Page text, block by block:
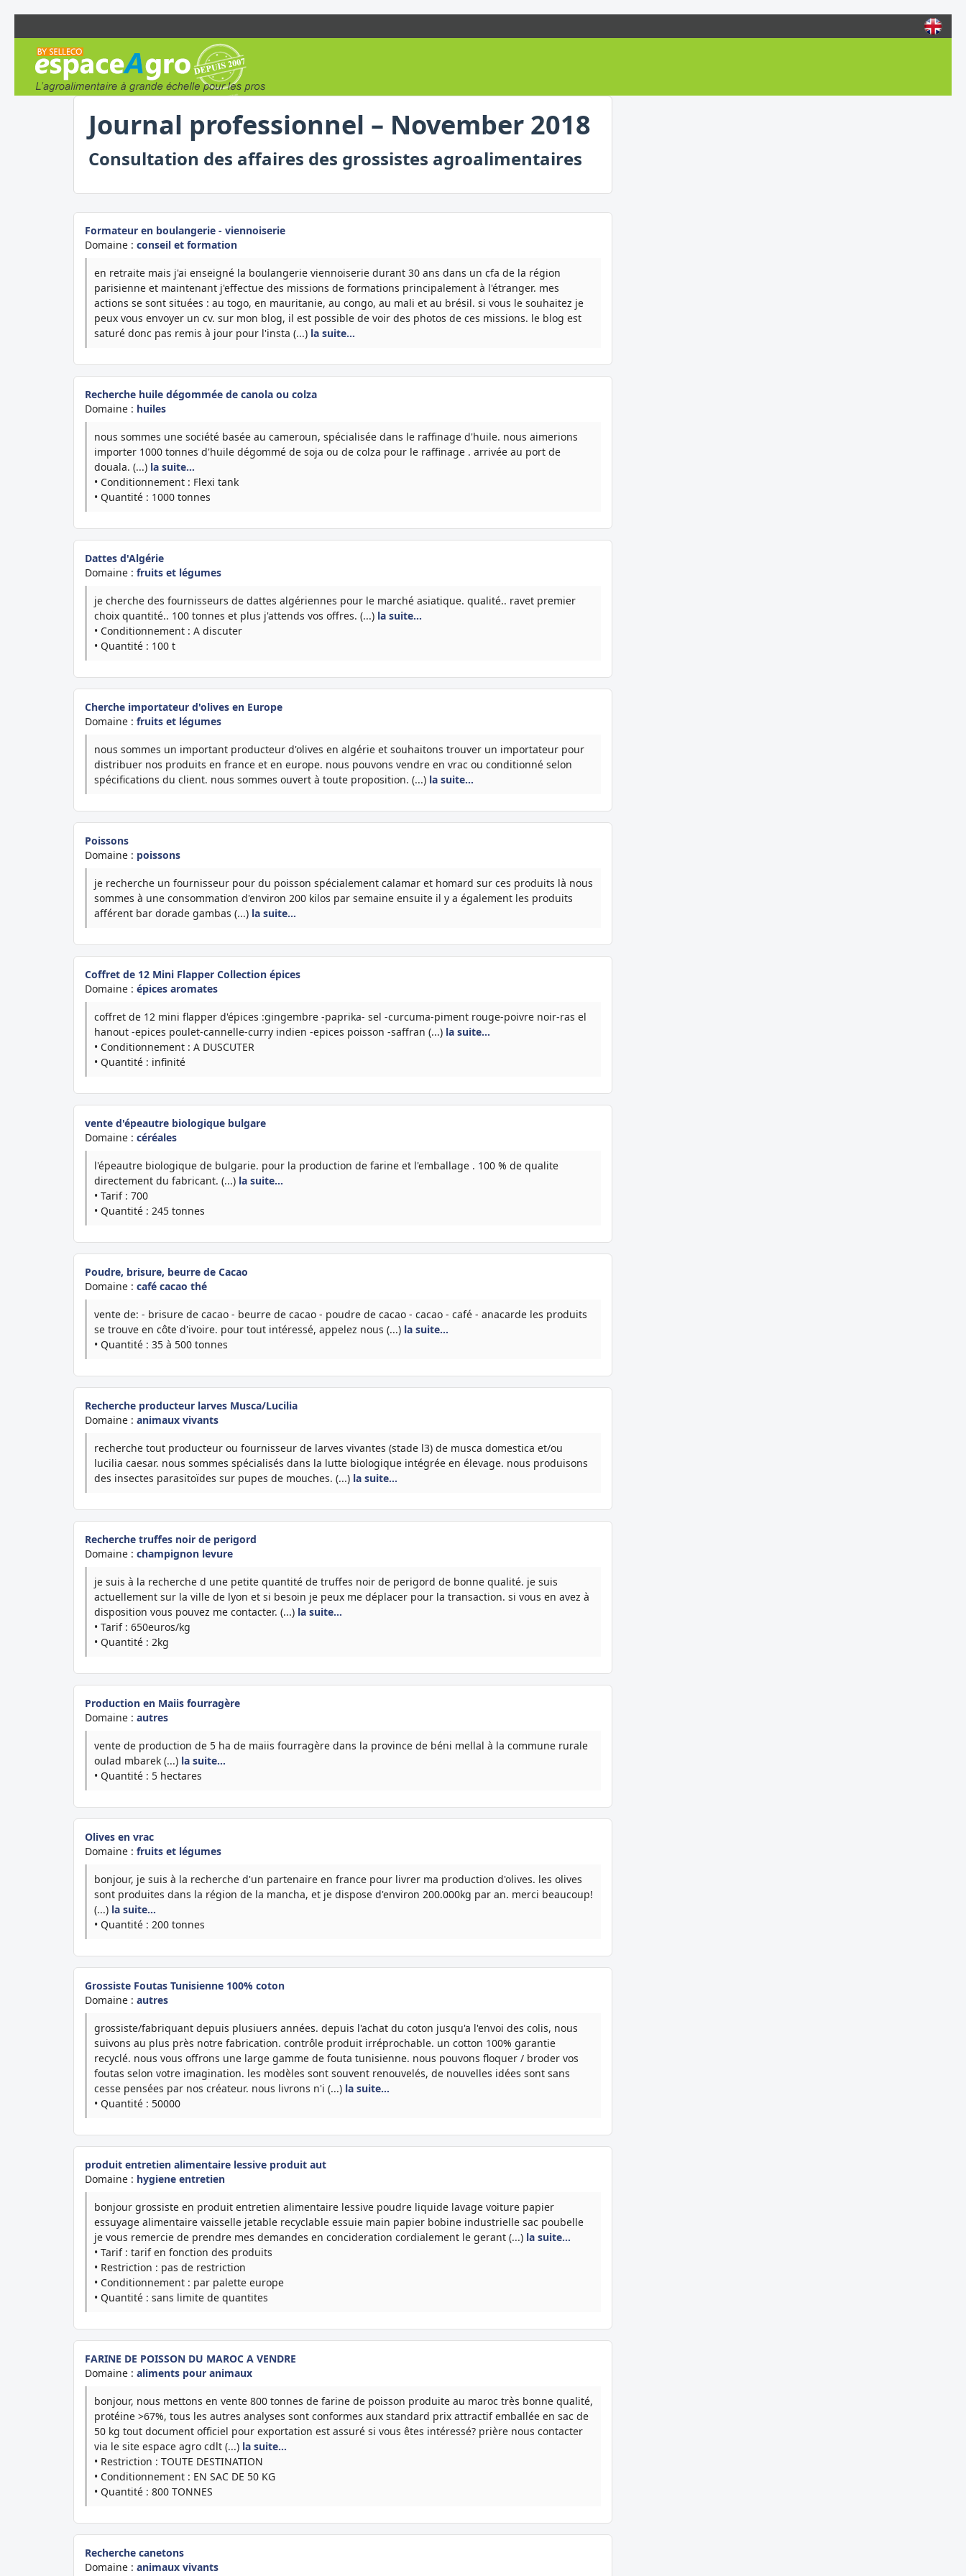
Journal professionnel – November 2018
Consultation des affaires des grossistes agroalimentaires
Formateur en boulangerie - viennoiserie
Domaine : conseil et formation
en retraite mais j'ai enseigné la boulangerie viennoiserie durant 30 ans dans un cfa de la région
parisienne et maintenant j'effectue des missions de formations principalement à l'étranger. mes
actions se sont situées : au togo, en mauritanie, au congo, au mali et au brésil. si vous le souhaitez je
peux vous envoyer un cv. sur mon blog, il est possible de voir des photos de ces missions. le blog est
saturé donc pas remis à jour pour l'insta (...) la suite…
Recherche huile dégommée de canola ou colza
Domaine : huiles
nous sommes une société basée au cameroun, spécialisée dans le raffinage d'huile. nous aimerions
importer 1000 tonnes d'huile dégommé de soja ou de colza pour le raffinage . arrivée au port de
douala. (...) la suite…
• Conditionnement : Flexi tank
• Quantité : 1000 tonnes
Dattes d'Algérie
Domaine : fruits et légumes
je cherche des fournisseurs de dattes algériennes pour le marché asiatique. qualité.. ravet premier
choix quantité.. 100 tonnes et plus j'attends vos offres. (...) la suite…
• Conditionnement : A discuter
• Quantité : 100 t
Cherche importateur d'olives en Europe
Domaine : fruits et légumes
nous sommes un important producteur d'olives en algérie et souhaitons trouver un importateur pour
distribuer nos produits en france et en europe. nous pouvons vendre en vrac ou conditionné selon
spécifications du client. nous sommes ouvert à toute proposition. (...) la suite…
Poissons
Domaine : poissons
je recherche un fournisseur pour du poisson spécialement calamar et homard sur ces produits là nous
sommes à une consommation d'environ 200 kilos par semaine ensuite il y a également les produits
afférent bar dorade gambas (...) la suite…
Coffret de 12 Mini Flapper Collection épices
Domaine : épices aromates
coffret de 12 mini flapper d'épices :gingembre -paprika- sel -curcuma-piment rouge-poivre noir-ras el
hanout -epices poulet-cannelle-curry indien -epices poisson -saffran (...) la suite…
• Conditionnement : A DUSCUTER
• Quantité : infinité
vente d'épeautre biologique bulgare
Domaine : céréales
l'épeautre biologique de bulgarie. pour la production de farine et l'emballage . 100 % de qualite
directement du fabricant. (...) la suite…
• Tarif : 700
• Quantité : 245 tonnes
Poudre, brisure, beurre de Cacao
Domaine : café cacao thé
vente de: - brisure de cacao - beurre de cacao - poudre de cacao - cacao - café - anacarde les produits
se trouve en côte d'ivoire. pour tout intéressé, appelez nous (...) la suite…
• Quantité : 35 à 500 tonnes
Recherche producteur larves Musca/Lucilia
Domaine : animaux vivants
recherche tout producteur ou fournisseur de larves vivantes (stade l3) de musca domestica et/ou
lucilia caesar. nous sommes spécialisés dans la lutte biologique intégrée en élevage. nous produisons
des insectes parasitoïdes sur pupes de mouches. (...) la suite…
Recherche truffes noir de perigord
Domaine : champignon levure
je suis à la recherche d une petite quantité de truffes noir de perigord de bonne qualité. je suis
actuellement sur la ville de lyon et si besoin je peux me déplacer pour la transaction. si vous en avez à
disposition vous pouvez me contacter. (...) la suite…
• Tarif : 650euros/kg
• Quantité : 2kg
Production en Maiis fourragère
Domaine : autres
vente de production de 5 ha de maiis fourragère dans la province de béni mellal à la commune rurale
oulad mbarek (...) la suite…
• Quantité : 5 hectares
Olives en vrac
Domaine : fruits et légumes
bonjour, je suis à la recherche d'un partenaire en france pour livrer ma production d'olives. les olives
sont produites dans la région de la mancha, et je dispose d'environ 200.000kg par an. merci beaucoup!
(...) la suite…
• Quantité : 200 tonnes
Grossiste Foutas Tunisienne 100% coton
Domaine : autres
grossiste/fabriquant depuis plusiuers années. depuis l'achat du coton jusqu'a l'envoi des colis, nous
suivons au plus près notre fabrication. contrôle produit irréprochable. un cotton 100% garantie
recyclé. nous vous offrons une large gamme de fouta tunisienne. nous pouvons floquer / broder vos
foutas selon votre imagination. les modèles sont souvent renouvelés, de nouvelles idées sont sans
cesse pensées par nos créateur. nous livrons n'i (...) la suite…
• Quantité : 50000
produit entretien alimentaire lessive produit aut
Domaine : hygiene entretien
bonjour grossiste en produit entretien alimentaire lessive poudre liquide lavage voiture papier
essuyage alimentaire vaisselle jetable recyclable essuie main papier bobine industrielle sac poubelle
je vous remercie de prendre mes demandes en concideration cordialement le gerant (...) la suite…
• Tarif : tarif en fonction des produits
• Restriction : pas de restriction
• Conditionnement : par palette europe
• Quantité : sans limite de quantites
FARINE DE POISSON DU MAROC A VENDRE
Domaine : aliments pour animaux
bonjour, nous mettons en vente 800 tonnes de farine de poisson produite au maroc très bonne qualité,
protéine >67%, tous les autres analyses sont conformes aux standard prix attractif emballée en sac de
50 kg tout document officiel pour exportation est assuré si vous êtes intéressé? prière nous contacter
via le site espace agro cdlt (...) la suite…
• Restriction : TOUTE DESTINATION
• Conditionnement : EN SAC DE 50 KG
• Quantité : 800 TONNES
Recherche canetons
Domaine : animaux vivants